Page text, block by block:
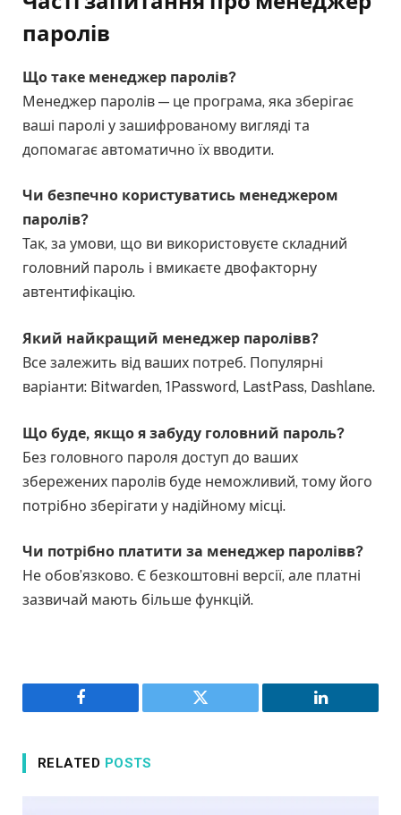
паролів
Що таке менеджер паролів?
Менеджер паролів — це програма, яка зберігає
ваші паролі у зашифрованому вигляді та
допомагає автоматично їх вводити.
Чи безпечно користуватись менеджером
паролів?
Так, за умови, що ви використовуєте складний
головний пароль і вмикаєте двофакторну
автентифікацію.
Який найкращий менеджер паролівв?
Все залежить від ваших потреб. Популярні
варіанти: Bitwarden, 1Password, LastPass, Dashlane.
Що буде, якщо я забуду головний пароль?
Без головного пароля доступ до ваших
збережених паролів буде неможливий, тому його
потрібно зберігати у надійному місці.
Чи потрібно платити за менеджер паролівв?
Не обов’язково. Є безкоштовні версії, але платні
зазвичай мають більше функцій.
Facebook Twitter LinkedIn
RELATED POSTS